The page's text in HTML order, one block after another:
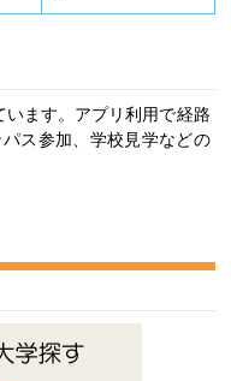
ます。アプリ利用で経路
ス参加、学校見学などの